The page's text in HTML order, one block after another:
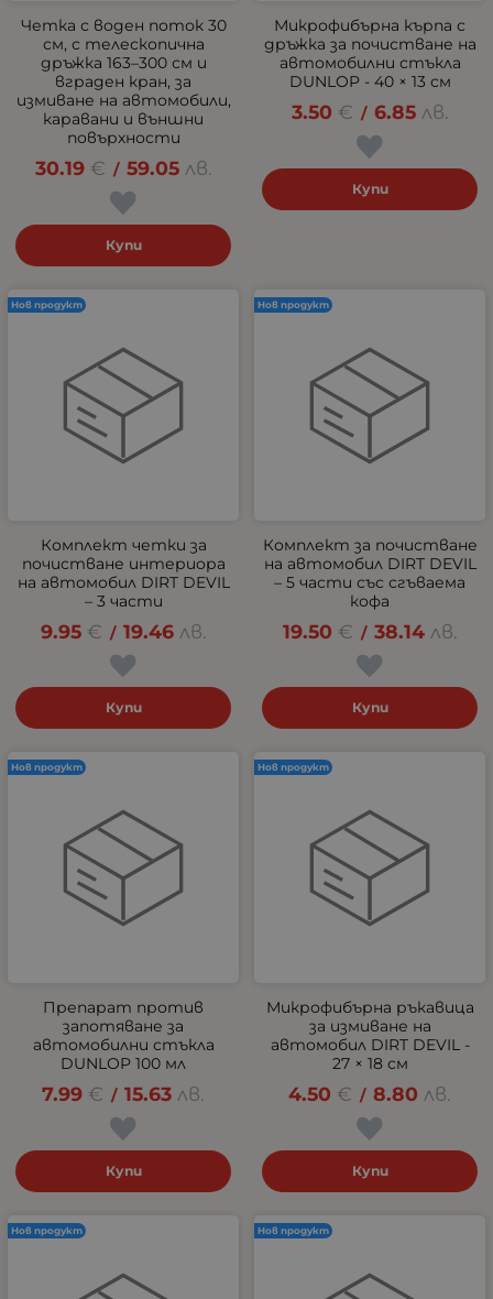
Четка с воден поток 30
см, с телескопична
дръжка 163–300 см и
вграден кран, за
измиване на автомобили,
каравани и външни
повърхности
30.19 € / 59.05 лв.
Купи
Микрофибърна кърпа с
дръжка за почистване на
автомобилни стъкла
DUNLOP - 40 × 13 см
3.50 € / 6.85 лв.
Купи
Комплект четки за
почистване интериора
на автомобил DIRT DEVIL
– 3 части
9.95 € / 19.46 лв.
Купи
Нов продукт
Комплект за почистване
на автомобил DIRT DEVIL
– 5 части със сгъваема
кофа
19.50 € / 38.14 лв.
Купи
Нов продукт
Препарат против
запотяване за
автомобилни стъкла
DUNLOP 100 мл
7.99 € / 15.63 лв.
Купи
Нов продукт
Микрофибърна ръкавица
за измиване на
автомобил DIRT DEVIL -
27 × 18 см
4.50 € / 8.80 лв.
Купи
Нов продукт
Нов продукт Нов продукт